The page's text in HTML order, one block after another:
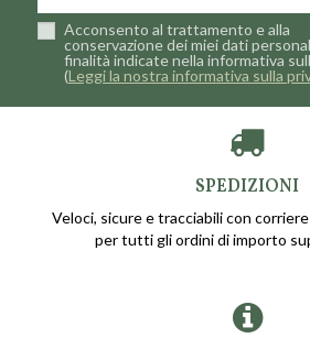
Acconsento al trattamento e alla
conservazione dei miei dati
finalità indicate nella informativa
(Leggi la nostra informativa sulla
SPEDIZIONI
Veloci, sicure e tracciabili con
per tutti gli ordini di importo